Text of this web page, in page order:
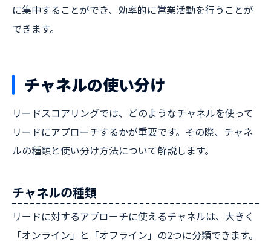
に集中することができ、効率的に営業活動を行うことが
できます。
チャネルの使い分け
リードスコアリングでは、どのようなチャネルを使って
リードにアプローチするかが重要です。その際、チャネ
ルの種類と使い分け方法について解説します。
チャネルの種類
リードに対するアプローチに使えるチャネルは、大きく
「オンライン」と「オフライン」の2つに分類できます。